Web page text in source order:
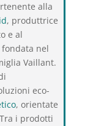
alla
, produttrice
e al
nel
Vaillant.
eco-
, orientate
i prodotti